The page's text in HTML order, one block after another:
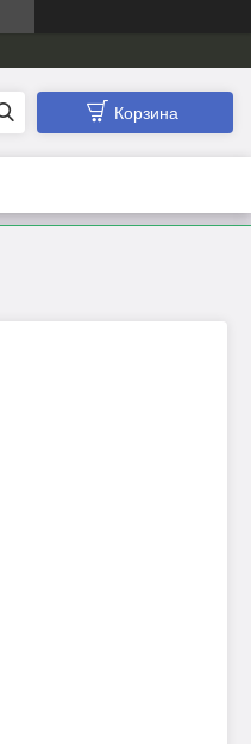
Корзина